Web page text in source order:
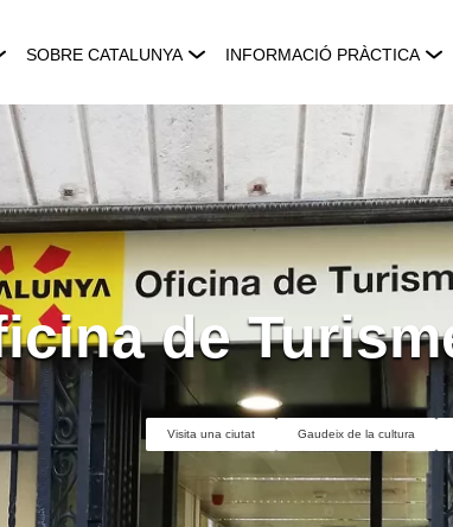
SOBRE CATALUNYA INFORMACIÓ PRÀCTICA
de
Visita una ciutat Gaudeix de la cultura